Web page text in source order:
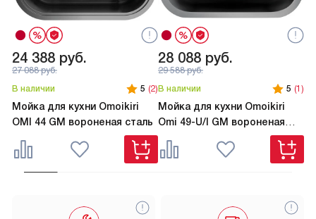
24 388 руб.
27 088руб.
В наличии
5 (2)
Мойка для кухни Omoikiri
OMI 44 GM вороненая сталь
28 088 руб.
29 588руб.
В наличии
5 (1)
Мойка для кухни Omoikiri
Omi 49-U/I GM вороненая